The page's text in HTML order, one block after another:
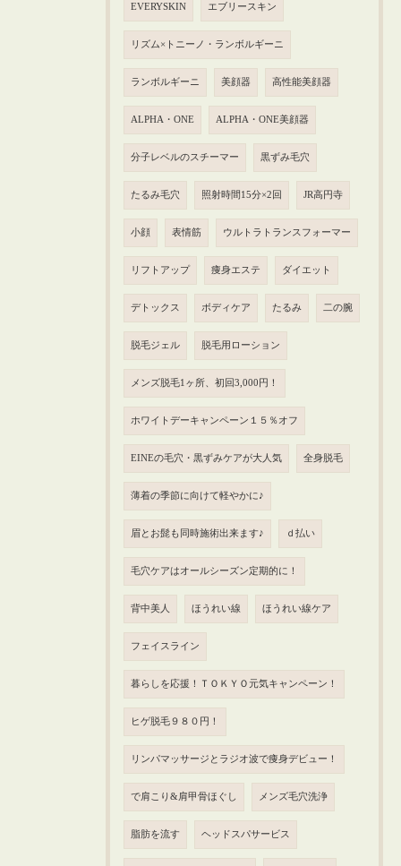
EVERYSKIN エブリースキン
リズム×トニーノ・ランボルギーニ
ランボルギーニ 美顔器 高性能美顔器
ALPHA・ONE ALPHA・ONE美顔器
分子レベルのスチーマー 黒ずみ毛穴
たるみ毛穴 照射時間15分×2回 JR高円寺
小顔 表情筋 ウルトラトランスフォーマー
リフトアップ 痩身エステ ダイエット
デトックス ボディケア たるみ 二の腕
脱毛ジェル 脱毛用ローション
メンズ脱毛1ヶ所、初回3,000円！
ホワイトデーキャンペーン１５％オフ
EINEの毛穴・黒ずみケアが大人気 全身脱毛
薄着の季節に向けて軽やかに♪
眉とお髭も同時施術出来ます♪ ｄ払い
毛穴ケアはオールシーズン定期的に！
背中美人 ほうれい線 ほうれい線ケア
フェイスライン
暮らしを応援！ＴＯＫＹＯ元気キャンペーン！
ヒゲ脱毛９８０円！
リンパマッサージとラジオ波で痩身デビュー！
で肩こり&肩甲骨ほぐし メンズ毛穴洗浄
脂肪を流す ヘッドスパサービス